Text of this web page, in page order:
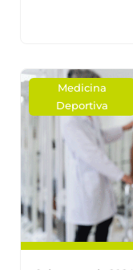
Medicina
Deportiva